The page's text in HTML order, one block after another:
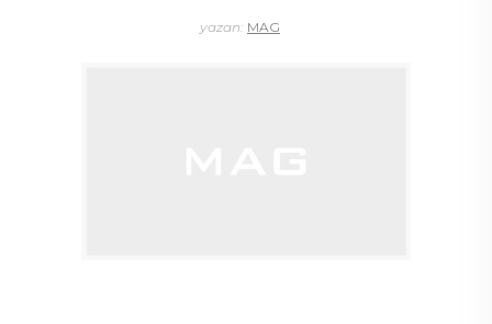
yazan: MAG